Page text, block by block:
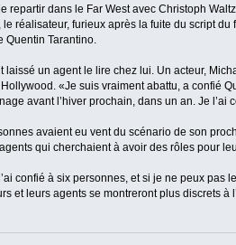
dans le Far West avec Christoph
réalisateur, furieux après la fuite du script
Quentin Tarantino.
un agent le lire chez lui. Un acteur,
«Je suis vraiment abattu, a confié
avant l’hiver prochain, dans un an. Je l’ai
avaient eu vent du scénario de son
qui cherchaient à avoir des rôles pour
confié à six personnes, et si je ne peux pas
et leurs agents se montreront plus discrets à